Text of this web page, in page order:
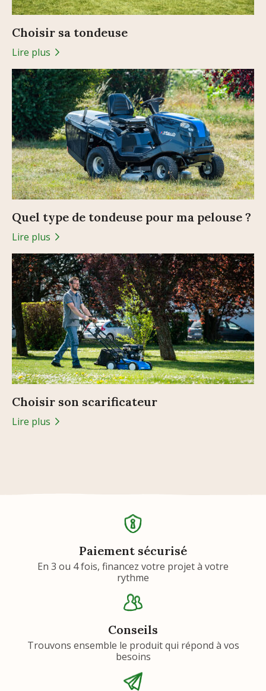
Choisir sa tondeuse
Lire plus
Quel type de tondeuse pour ma pelouse ?
Lire plus
Choisir son scarificateur
Lire plus
Paiement sécurisé
En 3 ou 4 fois, financez votre projet à votre
rythme
Conseils
Trouvons ensemble le produit qui répond à vos
besoins